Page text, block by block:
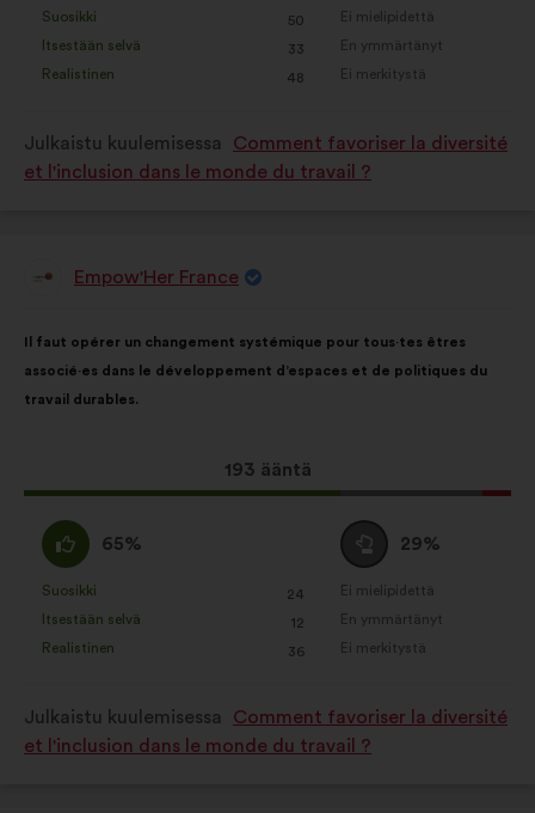
:
seuraavasti:
Suosikki
: 50
kertaa
Itsestään selvä
: 33
kertaa
Realistinen
: 48
kertaa
:
seuraavasti:
Ei mielipidettä
:kertaa
En ymmärtänyt
:kertaa
Ei merkitystä
:kertaa
Julkaistu kuulemisessa
Comment favoriser la diversité
et l'inclusion dans le monde du travail ?
EhdotusEmpow'Her France
sisältö:
Il faut opérer un changement systémique pour tous·tes êtres
associé·es dans le développement d’espaces et de politiques du
travail durables.
Tämä
ehdotus
193 ääntä
jakautuminen:
samaa
mieltä
:
65%
seuraavasti:
Suosikki
: 24
kertaa
Itsestään selvä
: 12
kertaa
Realistinen
: 36
kertaa
Äänestä
tyhjää
:
29%
seuraavasti:
Ei mielipidettä
:kertaa
En ymmärtänyt
:kertaa
Ei merkitystä
:kertaa
Julkaistu kuulemisessa
Comment favoriser la diversité
et l'inclusion dans le monde du travail ?